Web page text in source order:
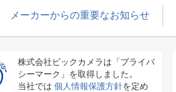
メーカーからの重要なお知らせ
株式会社ビックカメラは「プライバ
シーマーク」を取得しました。
当社では 個人情報保護方針を定め